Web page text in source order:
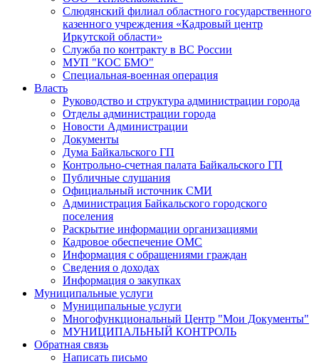
Слюдянский филиал областного государственного
казенного учреждения «Кадровый центр
Иркутской области»
Служба по контракту в ВС России
МУП "КОС БМО"
Специальная-военная операция
Власть
Руководство и структура администрации города
Отделы администрации города
Новости Администрации
Документы
Дума Байкальского ГП
Контрольно-счетная палата Байкальского ГП
Публичные слушания
Официальный источник СМИ
Администрация Байкальского городского
поселения
Раскрытие информации организациями
Кадровое обеспечение ОМС
Информация с обращениями граждан
Сведения о доходах
Информация о закупках
Муниципальные услуги
Муниципальные услуги
Многофункциональный Центр "Мои Документы"
МУНИЦИПАЛЬНЫЙ КОНТРОЛЬ
Обратная связь
Написать письмо